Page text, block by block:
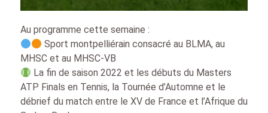
Au programme cette semaine :
Sport montpelliérain consacré au BLMA, au
MHSC et au MHSC-VB
La fin de saison 2022 et les débuts du Masters
ATP Finals en Tennis, la Tournée d’Automne et le
débrief du match entre le XV de France et l’Afrique du